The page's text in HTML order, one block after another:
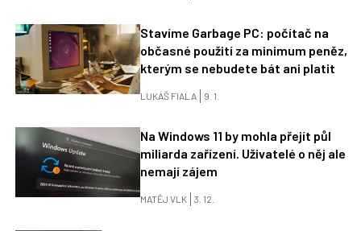
Stavíme Garbage PC: počítač na
občasné použití za minimum peněz,
kterým se nebudete bát ani platit
LUKÁŠ FIALA 9. 1.
Na Windows 11 by mohla přejít půl
miliarda zařízení. Uživatelé o něj ale
nemají zájem
MATĚJ VLK 3. 12.